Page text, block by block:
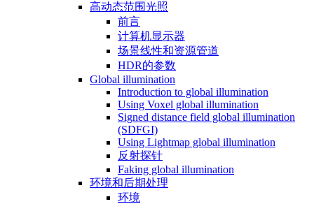
高动态范围光照
前言
计算机显示器
场景线性和资源管道
HDR的参数
Global illumination
Introduction to global illumination
Using Voxel global illumination
Signed distance field global illumination
(SDFGI)
Using Lightmap global illumination
反射探针
Faking global illumination
环境和后期处理
环境